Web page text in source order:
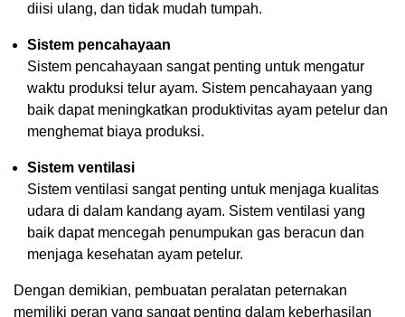
diisi ulang, dan tidak mudah tumpah.
Sistem pencahayaan
Sistem pencahayaan sangat penting untuk mengatur
waktu produksi telur ayam. Sistem pencahayaan yang
baik dapat meningkatkan produktivitas ayam petelur dan
menghemat biaya produksi.
Sistem ventilasi
Sistem ventilasi sangat penting untuk menjaga kualitas
udara di dalam kandang ayam. Sistem ventilasi yang
baik dapat mencegah penumpukan gas beracun dan
menjaga kesehatan ayam petelur.
Dengan demikian, pembuatan peralatan peternakan
memiliki peran yang sangat penting dalam keberhasilan